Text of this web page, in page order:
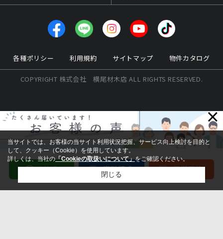
各種ポリシー 利用規約 サイトマップ 物件カタログ
COPYRIGHT 株式会社 横尾材木店 ALL RIGHTS RESERVED.
×
当サイトでは、お客様の当サイト利用状況把握、サービス向上検討を目的と
して、クッキー（Cookie）を使用しています。
詳しくは、当社の「Cookieの取扱いについて」をご確認ください。
閉じる